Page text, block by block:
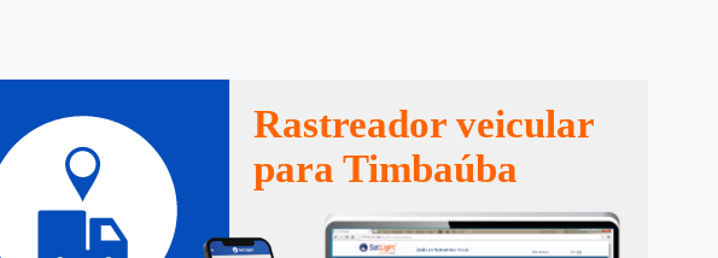
Rastreador veicular
para Timbaúba